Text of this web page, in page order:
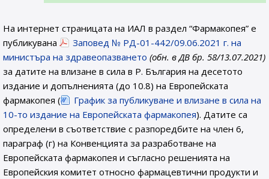
На интернет страницата на ИАЛ в раздел “Фармакопея” е
публикувана
Заповед № РД-01-442/09.06.2021 г. на
министъра на здравеопазването (обн. в ДВ бр. 58/13.07.2021)
за датите на влизане в сила в Р. България на десетото
издание и допълненията (до 10.8) на Европейската
фармакопея (
График за публикуване и влизане в сила на
10-то издание на Европейската фармакопея). Датите са
определени в съответствие с разпоредбите на член 6,
параграф (г) на Конвенцията за разработване на
Европейската фармакопея и съгласно решенията на
Европейския комитет относно фармацевтични продукти и